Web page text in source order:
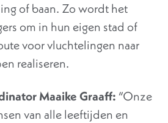
of baan. Zo wordt het
om in hun eigen stad of
voor vluchtelingen naar
realiseren.
Maaike Graaff: “Onze
van alle leeftijden en